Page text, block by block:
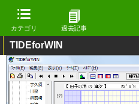
カテゴリ 過去記事
TIDEforWIN